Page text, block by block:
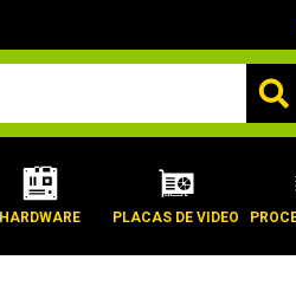
HARDWARE PLACAS DE VIDEO